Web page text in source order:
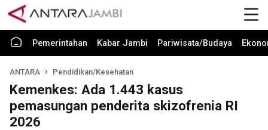
Pemerintahan Kabar Jambi Pariwisata/Budaya
ANTARA Pendidikan/Kesehatan
Kemenkes: Ada 1.443 kasus
pemasungan penderita skizofrenia RI
2026